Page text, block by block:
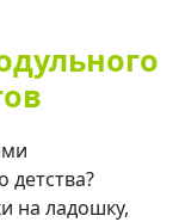
детства?
на ладошку,